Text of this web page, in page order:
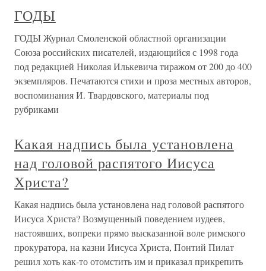
ГОДЫ
ГОДЫ Журнал Смоленской областной организации
Союза российских писателей, издающийся с 1998 года
под редакцией Николая Илькевича тиражом от 200 до 400
экземпляров. Печатаются стихи и проза местных авторов,
воспоминания И. Твардовского, материалы под
рубриками
Какая надпись была установлена
над головой распятого Иисуса
Христа?
Какая надпись была установлена над головой распятого
Иисуса Христа? Возмущенный поведением иудеев,
настоявших, вопреки прямо высказанной воле римского
прокуратора, на казни Иисуса Христа, Понтий Пилат
решил хоть как-то отомстить им и приказал прикрепить